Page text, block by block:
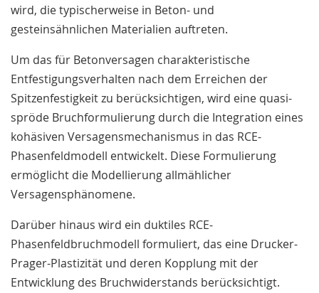
wird, die typischerweise in Beton- und
gesteinsähnlichen Materialien auftreten.
Um das für Betonversagen charakteristische
Entfestigungsverhalten nach dem Erreichen der
Spitzenfestigkeit zu berücksichtigen, wird eine quasi-
spröde Bruchformulierung durch die Integration eines
kohäsiven Versagensmechanismus in das RCE-
Phasenfeldmodell entwickelt. Diese Formulierung
ermöglicht die Modellierung allmählicher
Versagensphänomene.
Darüber hinaus wird ein duktiles RCE-
Phasenfeldbruchmodell formuliert, das eine Drucker-
Prager-Plastizität und deren Kopplung mit der
Entwicklung des Bruchwiderstands berücksichtigt.